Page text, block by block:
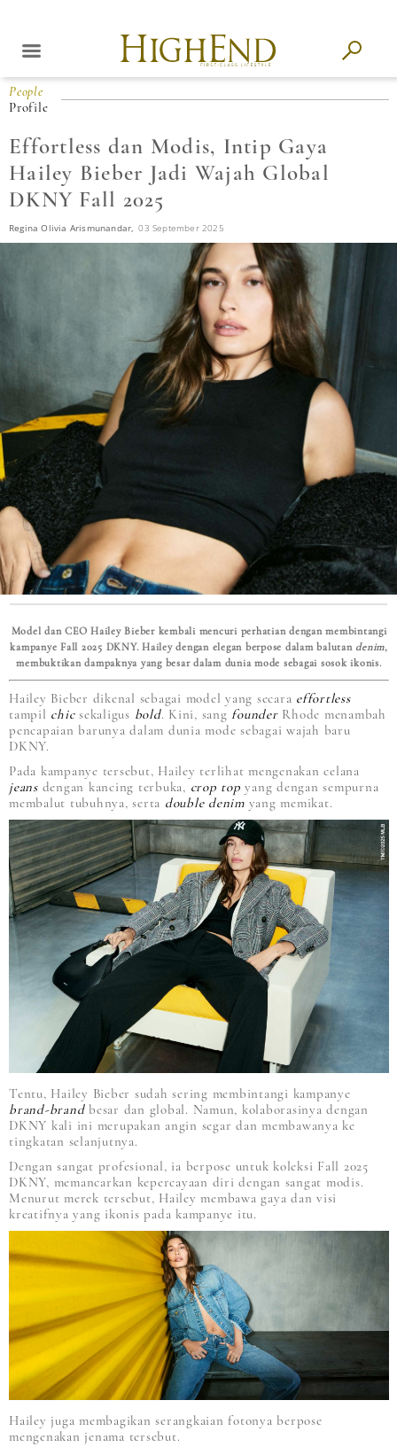
People
Profile
Effortless dan Modis, Intip Gaya
Hailey Bieber Jadi Wajah Global
DKNY Fall 2025
Regina Olivia Arismunandar, 03 September 2025
Model dan CEO Hailey Bieber kembali mencuri perhatian dengan membintangi
kampanye Fall 2025 DKNY. Hailey dengan elegan berpose dalam balutan denim,
membuktikan dampaknya yang besar dalam dunia mode sebagai sosok ikonis.
Hailey Bieber dikenal sebagai model yang secara effortless
tampil chic sekaligus bold. Kini, sangfounder Rhode menambah
pencapaian barunya dalam dunia mode sebagai wajah baru
DKNY.
Pada kampanye tersebut, Hailey terlihat mengenakan celana
jeansdengan kancing terbuka, crop top yang dengan sempurna
membalut tubuhnya, serta double denimyang memikat.
Tentu, Hailey Bieber sudah sering membintangi kampanye
brand-brand besar dan global. Namun, kolaborasinya dengan
DKNY kali ini merupakan angin segar dan membawanya ke
tingkatan selanjutnya.
Dengan sangat profesional, ia berpose untuk koleksi Fall 2025
DKNY, memancarkan kepercayaan diri dengan sangat modis.
Menurut merek tersebut, Hailey membawa gaya dan visi
kreatifnya yang ikonis pada kampanye itu.
Hailey juga membagikan serangkaian fotonya berpose
mengenakan jenama tersebut.